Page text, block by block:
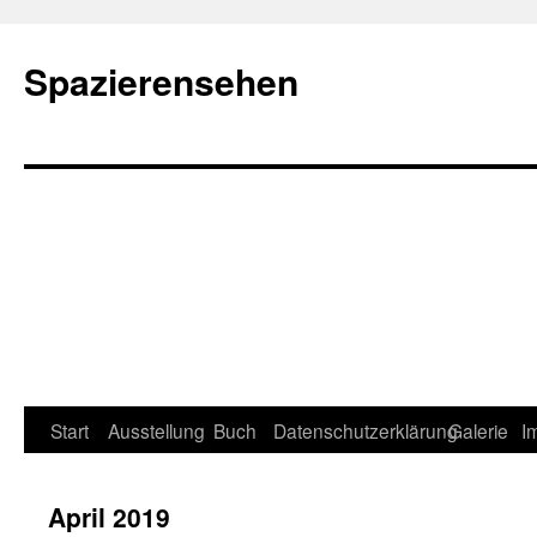
Spazierensehen
Start Ausstellung Buch DatenschutzerklärungGalerie
April 2019